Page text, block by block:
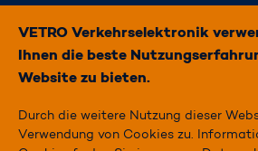
Simply Traffic
STARTSEITE
VETRO Verkehrselektronik
Ihnen die beste
Website zu bieten.
Durch die weitere Nutzung dieser
Verwendung von Cookies zu.